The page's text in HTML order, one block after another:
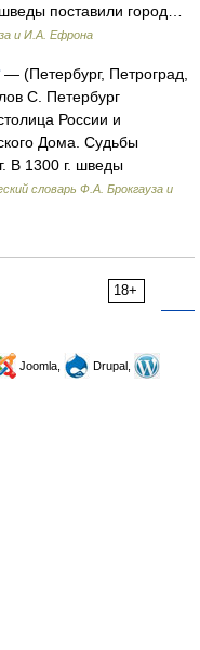
поставили город…
и И.А. Ефрона
— (Петербург, Петроград,
С. Петербург
России и
Дома. Судьбы
В 1300 г. шведы
словарь Ф.А. Брокгауза и
18+
Joomla,
Drupal,